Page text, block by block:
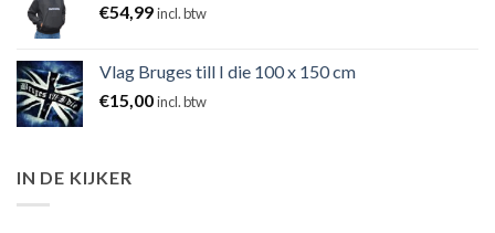
€54,99incl. btw
Vlag Bruges till I die 100 x 150 cm
€15,00incl. btw
IN DE KIJKER